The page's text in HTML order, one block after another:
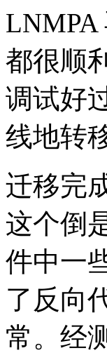
LNMPA
都很顺
调试好
线地转
迁移完
这个倒
件中一
了反向
常。经